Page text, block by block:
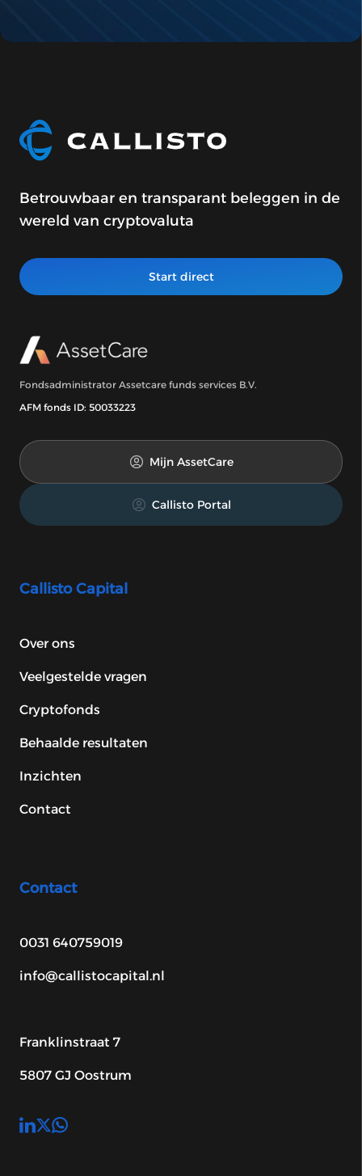
Betrouwbaar en transparant beleggen in de
wereld van cryptovaluta
Start direct
Fondsadministrator Assetcare funds services B.V.
AFM fonds ID: 50033223
Mijn AssetCare
Callisto Portal
Callisto Capital
Over ons
Veelgestelde vragen
Cryptofonds
Behaalde resultaten
Inzichten
Contact
Contact
0031 640759019
info@callistocapital.nl
Franklinstraat 7
5807 GJ Oostrum